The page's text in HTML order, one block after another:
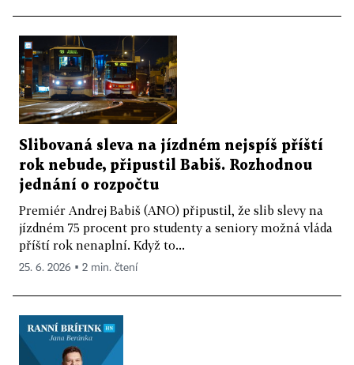
Slibovaná sleva na jízdném nejspíš příští
rok nebude, připustil Babiš. Rozhodnou
jednání o rozpočtu
Premiér Andrej Babiš (ANO) připustil, že slib slevy na
jízdném 75 procent pro studenty a seniory možná vláda
příští rok nenaplní. Když to...
25. 6. 2026 ▪ 2 min. čtení